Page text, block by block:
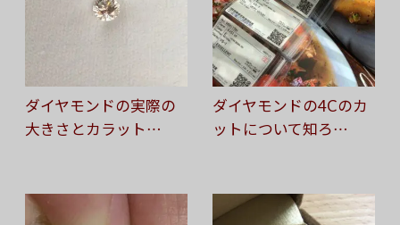
ダイヤモンドの実際の
大きさとカラット…
ダイヤモンドの4Cのカ
ットについて知ろ…